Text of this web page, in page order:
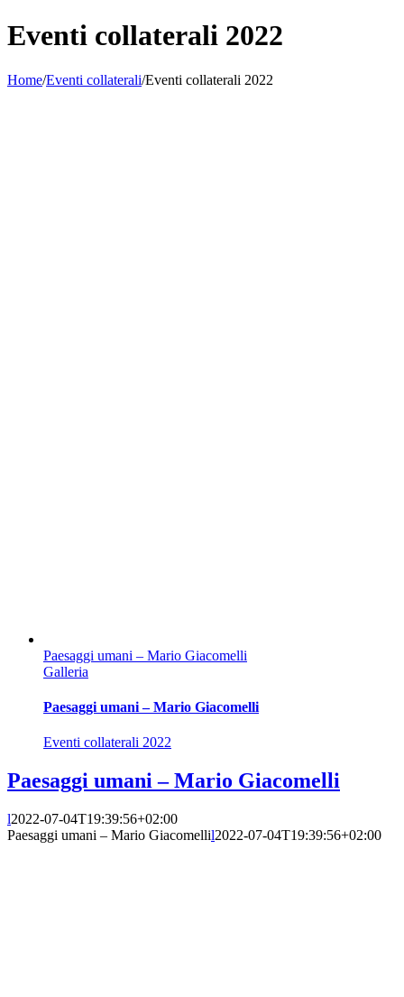
Eventi collaterali 2022
Home/Eventi collaterali/Eventi collaterali 2022
Paesaggi umani – Mario Giacomelli
Galleria
Paesaggi umani – Mario Giacomelli
Eventi collaterali 2022
Paesaggi umani – Mario Giacomelli
l2022-07-04T19:39:56+02:00
Paesaggi umani – Mario Giacomellil2022-07-04T19:39:56+02:00